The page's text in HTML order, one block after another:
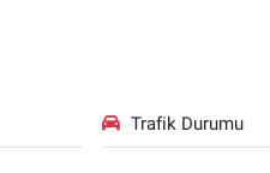
Trafik Durumu